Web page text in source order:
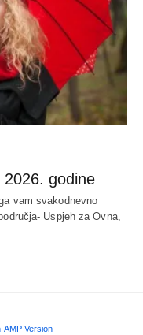
godine
vam svakodnevno
Uspjeh za Ovna,
AMP Version